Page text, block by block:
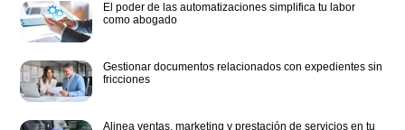
El poder de las automatizaciones simplifica tu labor
como abogado
Gestionar documentos relacionados con expedientes sin
fricciones
Alinea ventas, marketing y prestación de servicios en tu